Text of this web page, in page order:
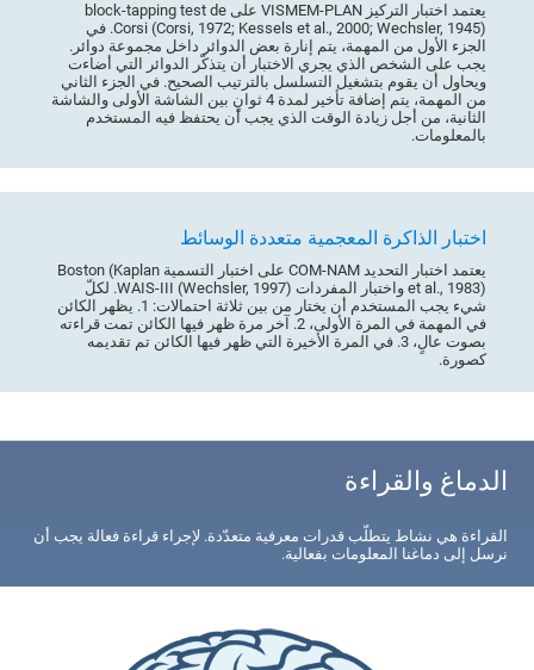
يعتمد اختبار التركيز VISMEM-PLAN على block-tapping test de
Corsi (Corsi, 1972; Kessels et al., 2000; Wechsler, 1945). في
الجزء الأول من المهمة، يتم إنارة بعض الدوائر داخل مجموعة دوائر.
يجب على الشخص الذي يجري الاختبار أن يتذكّر الدوائر التي أضاءت
ويحاول أن يقوم بتشغيل التسلسل بالترتيب الصحيح. في الجزء الثاني
من المهمة، يتم إضافة تأخير لمدة 4 ثوانٍ بين الشاشة الأولى والشاشة
الثانية، من أجل زيادة الوقت الذي يجب أن يحتفظ فيه المستخدم
بالمعلومات.
اختبار الذاكرة المعجمية متعددة الوسائط
يعتمد اختبار التحديد COM-NAM على اختبار التسمية Boston (Kaplan
et al., 1983) واختبار المفردات WAIS-III (Wechsler, 1997). لكلّ
شيء يجب المستخدم أن يختار من بين ثلاثة احتمالات: 1. يظهر الكائن
في المهمة في المرة الأولى، 2. آخر مرة ظهر فيها الكائن تمت قراءته
بصوت عالٍ، 3. في المرة الأخيرة التي ظهر فيها الكائن تم تقديمه
كصورة.
الدماغ والقراءة
القراءة هي نشاط يتطلّب قدرات معرفية متعدّدة. لإجراء قراءة فعالة يجب أن
نرسل إلى دماغنا المعلومات بفعالية.